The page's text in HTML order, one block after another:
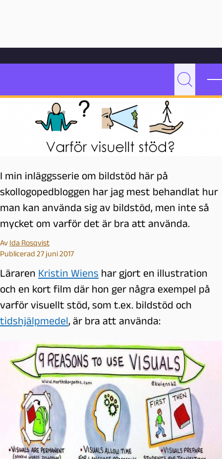
Hoppa till innehåll
e
a
l
m
Sök
I min inläggsserie om bildstöd här på
skollogopedbloggen har jag mest behandlat hur
man kan använda sig av bildstöd, men inte så
mycket om varför det är bra att använda.
Av Ida Rosqvist
Publicerad 27 juni 2017
Läraren Kristin Wiens har gjort en illustration
och en kort film där hon ger några exempel på
varför visuellt stöd, som t.ex. bildstöd och
tidshjälpmedel, är bra att använda: